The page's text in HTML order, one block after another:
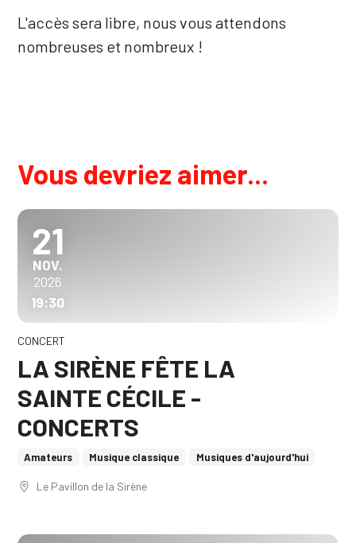
L'accès sera libre, nous vous attendons
nombreuses et nombreux !
Vous devriez aimer...
21
NOVEMBRE
NOV.
2026
19:30
CONCERT
LA SIRÈNE FÊTE LA
SAINTE CÉCILE -
CONCERTS
Amateurs Musique classique Musiques d'aujourd'hui
Le Pavillon de la Sirène